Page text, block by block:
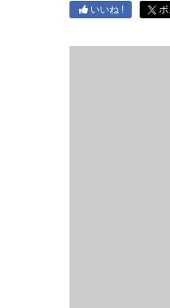
いいね ! ポ